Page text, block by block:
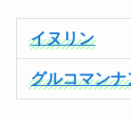
イヌリン
グルコマンナ